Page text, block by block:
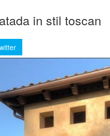
in stil toscan